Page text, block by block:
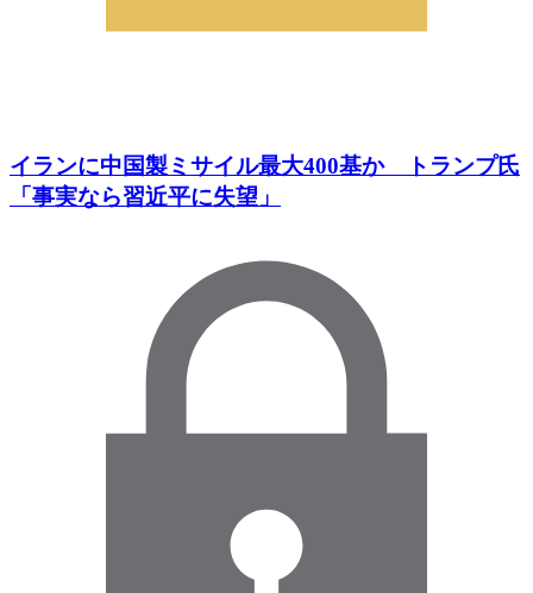
イランに中国製ミサイル最大400基か トランプ氏
「事実なら習近平に失望」